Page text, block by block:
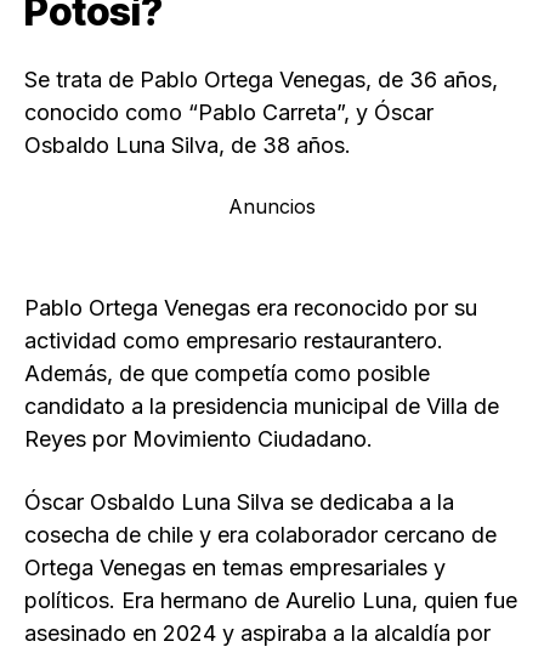
Potosí?
Se trata de Pablo Ortega Venegas, de 36 años,
conocido como “Pablo Carreta”, y Óscar
Osbaldo Luna Silva, de 38 años.
Anuncios
Pablo Ortega Venegas era reconocido por su
actividad como empresario restaurantero.
Además, de que competía como posible
candidato a la presidencia municipal de Villa de
Reyes por Movimiento Ciudadano.
Óscar Osbaldo Luna Silva se dedicaba a la
cosecha de chile y era colaborador cercano de
Ortega Venegas en temas empresariales y
políticos. Era hermano de Aurelio Luna, quien fue
asesinado en 2024 y aspiraba a la alcaldía por